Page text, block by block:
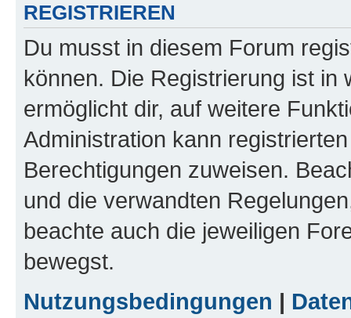
REGISTRIEREN
Du musst in diesem Forum
können. Die Registrierung ist in
ermöglicht dir, auf weitere
Administration kann
Berechtigungen zuweisen.
und die verwandten
beachte auch die jeweiligen
bewegst.
Nutzungsbedingungen |